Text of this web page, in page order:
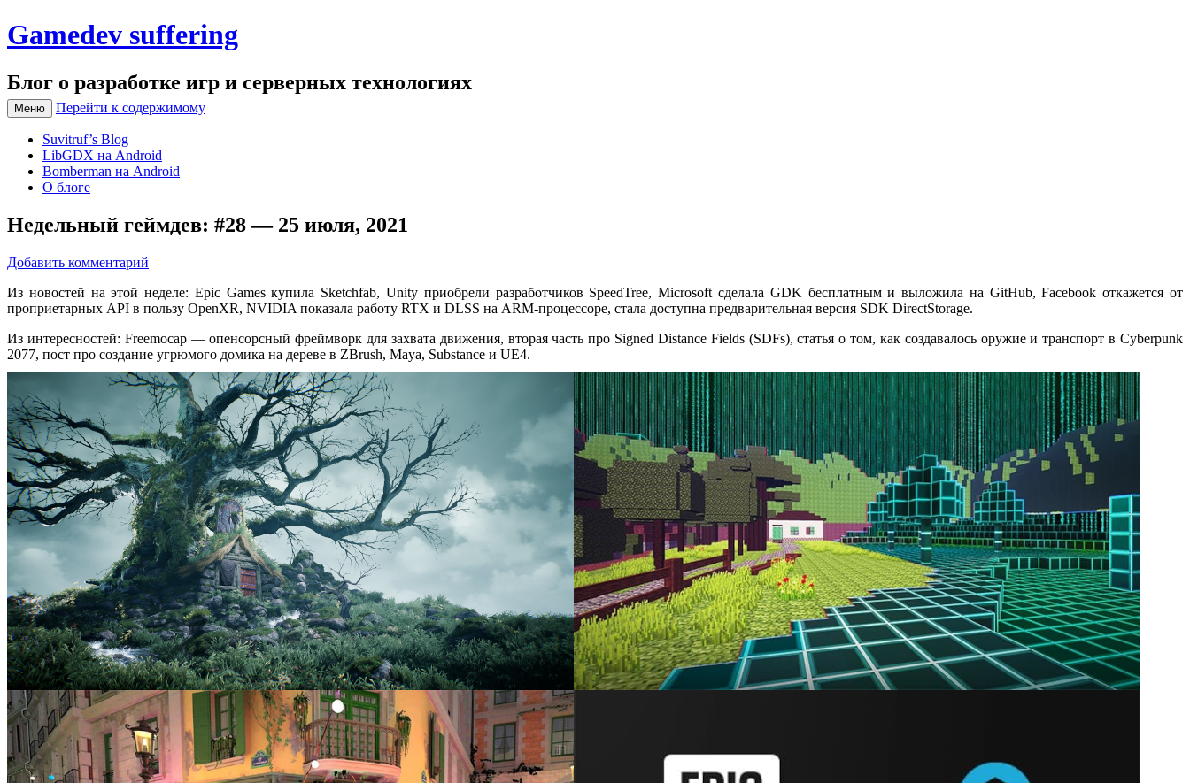
Gamedev suffering
Блог о разработке игр и серверных технологиях
Меню Перейти к содержимому
Suvitruf’s Blog
LibGDX на Android
Bomberman на Android
О блоге
Недельный геймдев: #28 — 25 июля, 2021
Добавить комментарий
Из новостей на этой неделе: Epic Games купила Sketchfab, Unity приобрели разработчиков SpeedTree, Microsoft сделала GDK бесплатным и выложила на GitHub, Facebook откажется от
проприетарных API в пользу OpenXR, NVIDIA показала работу RTX и DLSS на ARM-процессоре, стала доступна предварительная версия SDK DirectStorage.
Из интересностей: Freemocap — опенсорсный фреймворк для захвата движения, вторая часть про Signed Distance Fields (SDFs), статья о том, как создавалось оружие и транспорт в Cyberpunk
2077, пост про создание угрюмого домика на дереве в ZBrush, Maya, Substance и UE4.